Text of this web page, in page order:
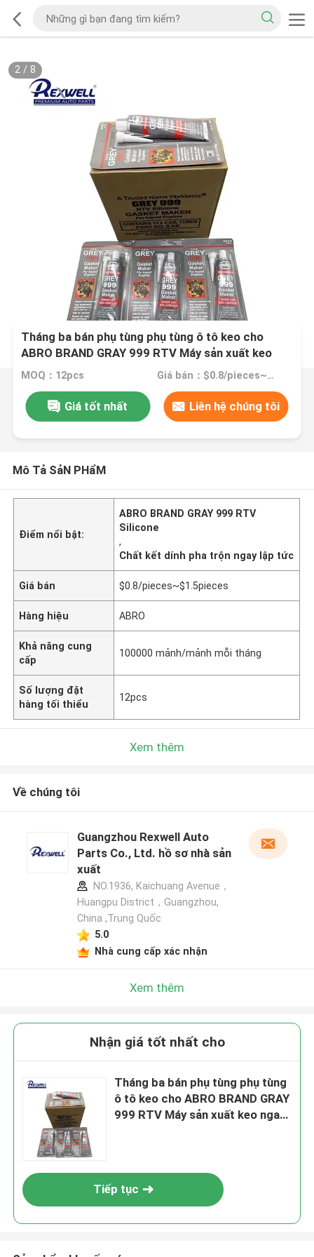
2/ 8
Tháng ba bán phụ tùng phụ tùng ô tô keo cho
ABRO BRAND GRAY 999 RTV Máy sản xuất keo
ngay lập tức silicone Sealant Adhesive Sensor
Safe Car
MOQ：12pcs Giá bán：$0.8/pieces~$1.5pieces
Giá tốt nhất Liên hệ chúng tôi
Mô Tả SảN PHẩM
Điểm nổi bật:
ABRO BRAND GRAY 999 RTV
Silicone
,
Chất kết dính pha trộn ngay lập tức
Giá bán $0.8/pieces~$1.5pieces
Hàng hiệu ABRO
Khả năng cung
cấp
100000 mảnh/mảnh mỗi tháng
Số lượng đặt
hàng tối thiểu
12pcs
Xem thêm
Về chúng tôi
Guangzhou Rexwell Auto
Parts Co., Ltd. hồ sơ nhà sản
xuất
NO.1936, Kaichuang Avenue，
Huangpu District，Guangzhou,
China ,Trung Quốc
5.0
Nhà cung cấp xác nhận
Xem thêm
Nhận giá tốt nhất cho
Tháng ba bán phụ tùng phụ tùng
ô tô keo cho ABRO BRAND GRAY
999 RTV Máy sản xuất keo ngay
Tiếp tục